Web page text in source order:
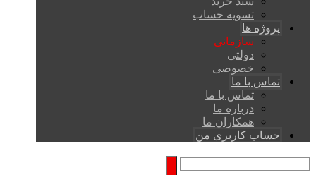
تسویه حساب
پروژه ها
سازمانی
دولتی
خصوصی
تماس با ما
تماس با ما
درباره ما
همکاران ما
حساب کاربری من